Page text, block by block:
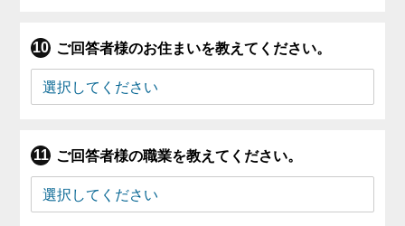
ご回答者様のお住まいを教えてください。
ご回答者様の職業を教えてください。